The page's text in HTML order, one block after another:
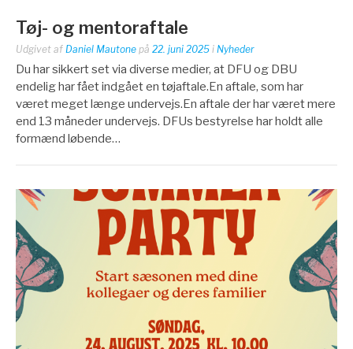
Tøj- og mentoraftale
Udgivet af Daniel Mautone på 22. juni 2025 i Nyheder
Du har sikkert set via diverse medier, at DFU og DBU
endelig har fået indgået en tøjaftale.En aftale, som har
været meget længe undervejs.En aftale der har været mere
end 13 måneder undervejs. DFUs bestyrelse har holdt alle
formænd løbende…